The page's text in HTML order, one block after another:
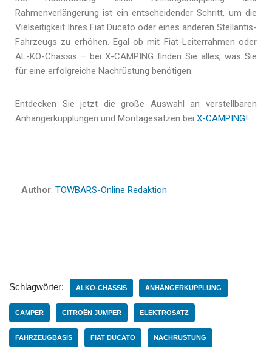
Rahmenverlängerung ist ein entscheidender Schritt, um die
Vielseitigkeit Ihres Fiat Ducato oder eines anderen Stellantis-
Fahrzeugs zu erhöhen. Egal ob mit Fiat-Leiterrahmen oder
AL-KO-Chassis – bei X-CAMPING finden Sie alles, was Sie
für eine erfolgreiche Nachrüstung benötigen.
Entdecken Sie jetzt die große Auswahl an verstellbaren
Anhängerkupplungen und Montagesätzen bei X-CAMPING!
Author: TOWBARS-Online Redaktion
Schlagwörter: ALKO-CHASSIS ANHÄNGERKUPPLUNG
CAMPER CITROËN JUMPER ELEKTROSATZ
FAHRZEUGBASIS FIAT DUCATO NACHRÜSTUNG